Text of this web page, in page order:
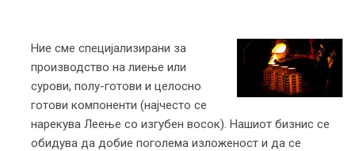
Ние сме специјализирани за
производство на лиење или
сурови, полу-готови и целосно
готови компоненти (најчесто се
нарекува Леење со изгубен восок). Нашиот бизнис се
обидува да добие поголема изложеност и да се